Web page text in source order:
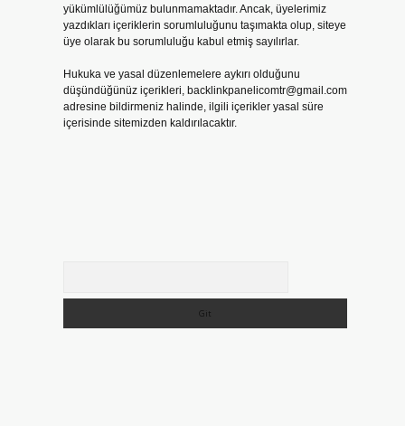
yükümlülüğümüz bulunmamaktadır. Ancak, üyelerimiz
yazdıkları içeriklerin sorumluluğunu taşımakta olup, siteye
üye olarak bu sorumluluğu kabul etmiş sayılırlar.
Hukuka ve yasal düzenlemelere aykırı olduğunu
düşündüğünüz içerikleri, backlinkpanelicomtr@gmail.com
adresine bildirmeniz halinde, ilgili içerikler yasal süre
içerisinde sitemizden kaldırılacaktır.